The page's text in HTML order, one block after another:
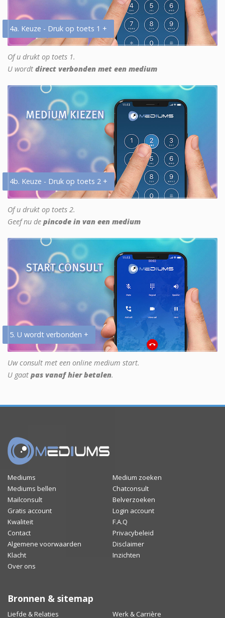
4a. Keuze - Druk op toets 1 +
Of u drukt op toets 1.
U wordt direct verbonden met een medium
4b. Keuze - Druk op toets 2 +
Of u drukt op toets 2.
Geef nu de pincode in van een medium
5. U wordt verbonden +
Uw consult met een online medium start.
U gaat pas vanaf hier betalen.
Mediums
Medium zoeken
Mediums bellen
Chatconsult
Mailconsult
Belverzoeken
Gratis account
Login account
Kwaliteit
F.A.Q
Contact
Privacybeleid
Algemene voorwaarden
Disclaimer
Klacht
Inzichten
Over ons
Bronnen & sitemap
Liefde & Relaties Werk & Carrière